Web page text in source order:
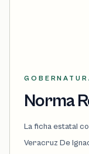
Norma
La ficha estatal
Veracruz De